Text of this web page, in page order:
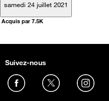
samedi 24 juillet 2021
Acquis par 7.5K
Suivez-nous